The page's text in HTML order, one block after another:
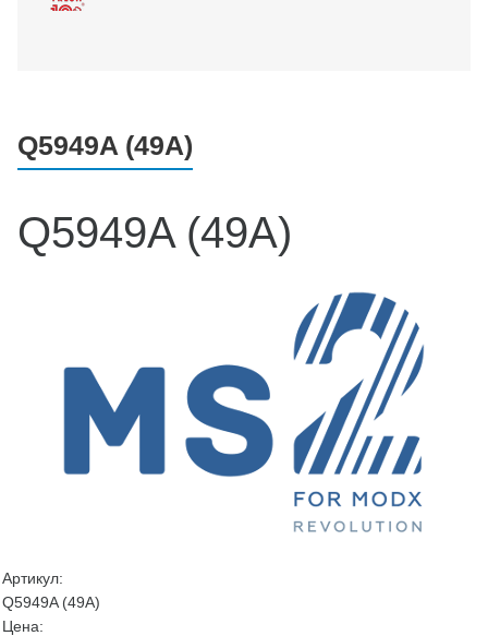
Q5949A (49A)
Q5949A (49A)
Артикул:
Q5949A (49A)
Цена: